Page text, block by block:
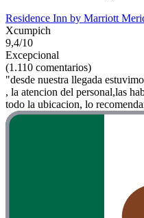
Residence Inn by Marriott
Xcumpich
9,4/10
Excepcional
(1.110 comentarios)
"desde nuestra llegada
, la atencion del personal,las
todo la ubicacion, lo